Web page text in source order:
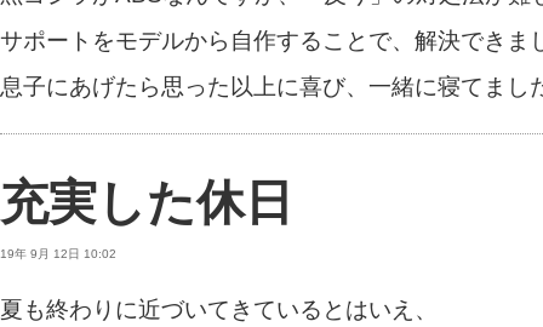
サポートをモデルから自作することで、解決できま
息子にあげたら思った以上に喜び、一緒に寝てまし
充実した休日
19年 9月 12日 10:02
夏も終わりに近づいてきているとはいえ、